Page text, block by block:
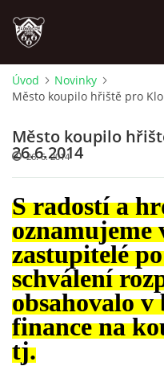
ÚVOD
PLÁNOVANÉ AKCE
PROBĚHLÉ AKCE
NOVINKY
FOTOALBUM
VIDEA
Úvod
Novinky
Město koupilo hřiště pro
Město koupilo
26.6.2014
26. 6. 2014
S radostí a
oznamujeme
zastupitelé
schválení
obsahovalo
finance na
tj.